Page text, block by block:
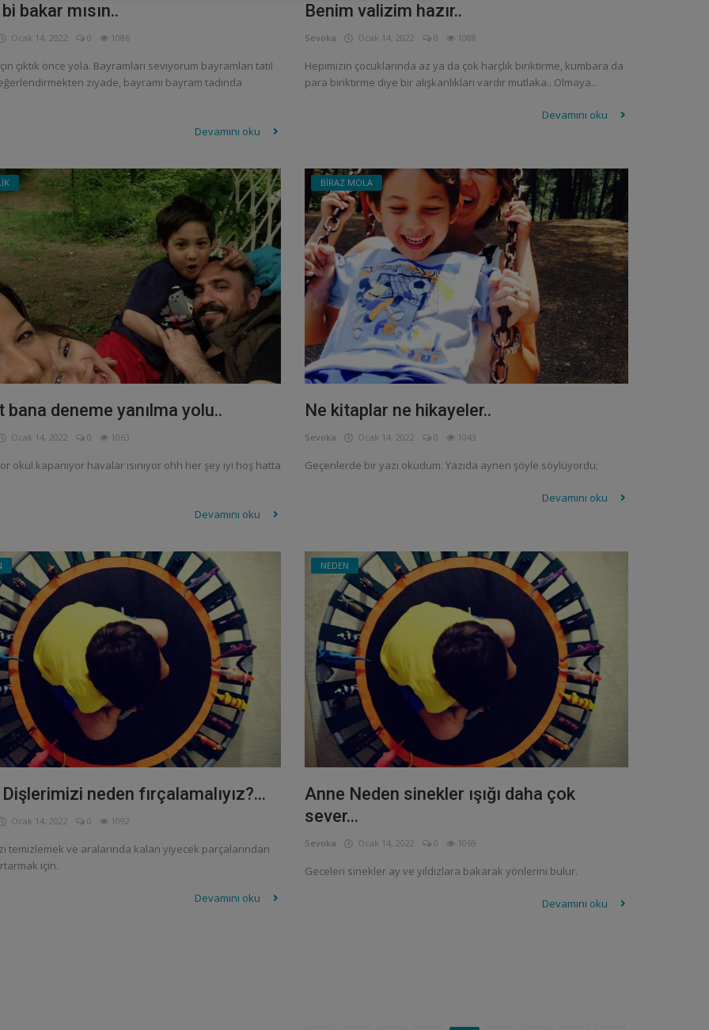
bakar mısın..
Ocak 14, 2022 0 1086
çıktık önce yola. Bayramları seviyorum bayramları tatil
ziyade, bayramı bayram tadında
Devamını oku
Benim valizim hazır..
Sevoka Ocak 14, 2022 0 1088
Hepimizin çocuklarında az ya da çok harçlık biriktirme, kumbara da
para biriktirme diye bir alışkanlıkları vardır mutlaka.. Olmaya...
Devamını oku
bana deneme yanılma yolu..
Ocak 14, 2022 0 1063
okul kapanıyor havalar ısınıyor ohh her şey iyi hoş hatta
Devamını oku
BİRAZ MOLA
Ne kitaplar ne hikayeler..
Sevoka Ocak 14, 2022 0 1043
Geçenlerde bir yazı okudum. Yazıda aynen şöyle söylüyordu;
Devamını oku
neden fırçalamalıyız?...
Ocak 14, 2022 0 1092
temizlemek ve aralarında kalan yiyecek parçalarından
için.
Devamını oku
NEDEN
Anne Neden sinekler ışığı daha çok
sever...
Sevoka Ocak 14, 2022 0 1069
Geceleri sinekler ay ve yıldızlara bakarak yönlerini bulur.
Devamını oku